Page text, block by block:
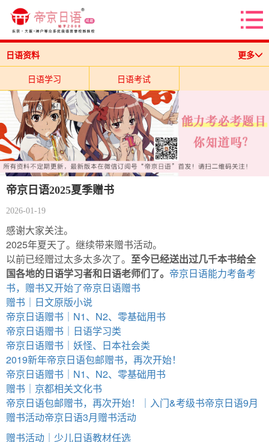
日语资料
更多
日语学习
日语考试
帝京日语2025夏季赠书
2026-01-19
感谢大家关注。
2025年夏天了。继续带来赠书活动。
以前已经赠过太多太多次了。 至今已经送出过几千本书给全
国各地的日语学习者和日语老师们了。 帝京日语能力考备考
书，赠书又开始了帝京日语赠书
赠书｜日文原版小说
帝京日语赠书｜N1、N2、零基础用书
帝京日语赠书｜日语学习类
帝京日语赠书｜妖怪、日本社会类
2019新年帝京日语包邮赠书，再次开始！
帝京日语赠书｜N1、N2、零基础用书
赠书｜京都相关文化书
帝京日语包邮赠书，再次开始！｜入门&考级书帝京日语9月
赠书活动帝京日语3月赠书活动
赠书活动｜少儿日语教材任选